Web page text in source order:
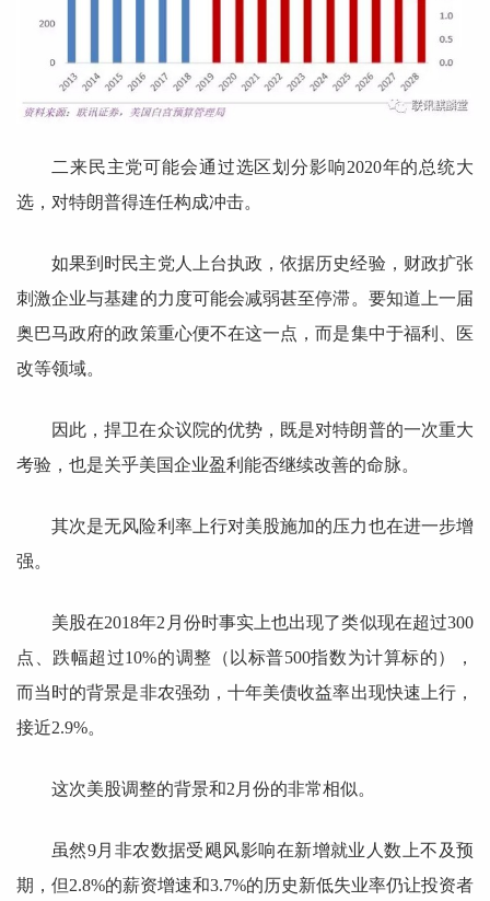
二来民主党可能会通过选区划分影响2020年的总统大
选，对特朗普得连任构成冲击。
如果到时民主党人上台执政，依据历史经验，财政扩张
刺激企业与基建的力度可能会减弱甚至停滞。要知道上一届
奥巴马政府的政策重心便不在这一点，而是集中于福利、医
改等领域。
因此，捍卫在众议院的优势，既是对特朗普的一次重大
考验，也是关乎美国企业盈利能否继续改善的命脉。
其次是无风险利率上行对美股施加的压力也在进一步增
强。
美股在2018年2月份时事实上也出现了类似现在超过300
点、跌幅超过10%的调整（以标普500指数为计算标的），
而当时的背景是非农强劲，十年美债收益率出现快速上行，
接近2.9%。
这次美股调整的背景和2月份的非常相似。
虽然9月非农数据受飓风影响在新增就业人数上不及预
期，但2.8%的薪资增速和3.7%的历史新低失业率仍让投资者